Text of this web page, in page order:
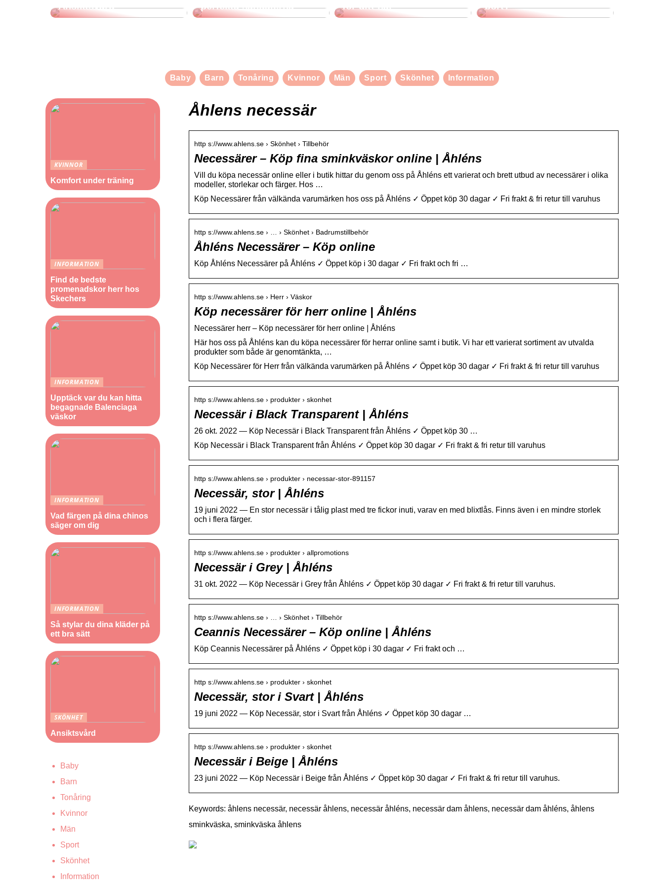
Ansiktsvård
perfekta sandalerna
för ditt hår
bort?
Baby Barn Tonåring Kvinnor Män Sport Skönhet Information
Åhlens necessär
http s://www.ahlens.se › Skönhet › Tillbehör
Necessärer – Köp fina sminkväskor online | Åhléns
Vill du köpa necessär online eller i butik hittar du genom oss på Åhléns ett varierat och brett utbud av necessärer i olika
modeller, storlekar och färger. Hos …
Köp Necessärer från välkända varumärken hos oss på Åhléns ✓ Öppet köp 30 dagar ✓ Fri frakt & fri retur till varuhus
http s://www.ahlens.se › … › Skönhet › Badrumstillbehör
Åhléns Necessärer – Köp online
Köp Åhléns Necessärer på Åhléns ✓ Öppet köp i 30 dagar ✓ Fri frakt och fri …
http s://www.ahlens.se › Herr › Väskor
Köp necessärer för herr online | Åhléns
Necessärer herr – Köp necessärer för herr online | Åhléns
Här hos oss på Åhléns kan du köpa necessärer för herrar online samt i butik. Vi har ett varierat sortiment av utvalda
produkter som både är genomtänkta, …
Köp Necessärer för Herr från välkända varumärken på Åhléns ✓ Öppet köp 30 dagar ✓ Fri frakt & fri retur till varuhus
http s://www.ahlens.se › produkter › skonhet
Necessär i Black Transparent | Åhléns
26 okt. 2022 — Köp Necessär i Black Transparent från Åhléns ✓ Öppet köp 30 …
Köp Necessär i Black Transparent från Åhléns ✓ Öppet köp 30 dagar ✓ Fri frakt & fri retur till varuhus
http s://www.ahlens.se › produkter › necessar-stor-891157
Necessär, stor | Åhléns
19 juni 2022 — En stor necessär i tålig plast med tre fickor inuti, varav en med blixtlås. Finns även i en mindre storlek
och i flera färger.
http s://www.ahlens.se › produkter › allpromotions
Necessär i Grey | Åhléns
31 okt. 2022 — Köp Necessär i Grey från Åhléns ✓ Öppet köp 30 dagar ✓ Fri frakt & fri retur till varuhus.
http s://www.ahlens.se › … › Skönhet › Tillbehör
Ceannis Necessärer – Köp online | Åhléns
Köp Ceannis Necessärer på Åhléns ✓ Öppet köp i 30 dagar ✓ Fri frakt och …
http s://www.ahlens.se › produkter › skonhet
Necessär, stor i Svart | Åhléns
19 juni 2022 — Köp Necessär, stor i Svart från Åhléns ✓ Öppet köp 30 dagar …
http s://www.ahlens.se › produkter › skonhet
Necessär i Beige | Åhléns
23 juni 2022 — Köp Necessär i Beige från Åhléns ✓ Öppet köp 30 dagar ✓ Fri frakt & fri retur till varuhus.
Keywords: åhlens necessär, necessär åhlens, necessär åhléns, necessär dam åhlens, necessär dam åhléns, åhlens
sminkväska, sminkväska åhlens
KVINNOR
Komfort under träning
INFORMATION
Find de bedste
promenadskor herr hos
Skechers
INFORMATION
Upptäck var du kan hitta
begagnade Balenciaga
väskor
INFORMATION
Vad färgen på dina chinos
säger om dig
INFORMATION
Så stylar du dina kläder på
ett bra sätt
SKÖNHET
Ansiktsvård
Baby
Barn
Tonåring
Kvinnor
Män
Sport
Skönhet
Information